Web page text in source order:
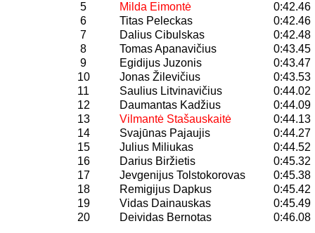
5
Milda Eimontė
0:42.46
6
Titas Peleckas
0:42.46
7
Dalius Cibulskas
0:42.48
8
Tomas Apanavičius
0:43.45
9
Egidijus Juzonis
0:43.47
10
Jonas Žilevičius
0:43.53
11
Saulius Litvinavičius
0:44.02
12
Daumantas Kadžius
0:44.09
13
Vilmantė Stašauskaitė
0:44.13
14
Svajūnas Pajaujis
0:44.27
15
Julius Miliukas
0:44.52
16
Darius Biržietis
0:45.32
17
Jevgenijus Tolstokorovas
0:45.38
18
Remigijus Dapkus
0:45.42
19
Vidas Dainauskas
0:45.49
20
Deividas Bernotas 0:46.08